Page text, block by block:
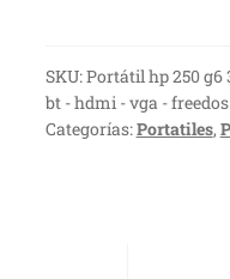
3VK27EA
-
I3-
SKU:Portátil hp 250 g6
bt - hdmi - vga -
Categorías:Portatiles,